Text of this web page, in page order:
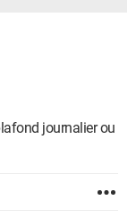
journalier ou